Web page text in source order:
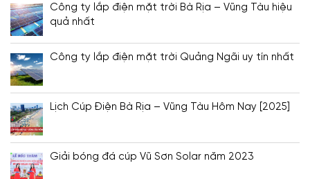
Công ty lắp điện mặt trời Bà Rịa – Vũng Tàu hiệu
quả nhất
Công ty lắp điện mặt trời Quảng Ngãi uy tín nhất
Lịch Cúp Điện Bà Rịa – Vũng Tàu Hôm Nay [2025]
Giải bóng đá cúp Vũ Sơn Solar năm 2023